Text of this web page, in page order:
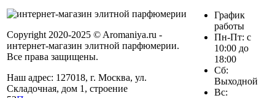
Copyright 2020-2025 © Aromaniya.ru -
интернет-магазин элитной парфюмерии.
Все права защищены.
Наш адрес: 127018, г. Москва, ул.
Складочная, дом 1, строение
График
работы
Пн-Пт: с
10:00 до
18:00
Сб:
Выходной
Вс: